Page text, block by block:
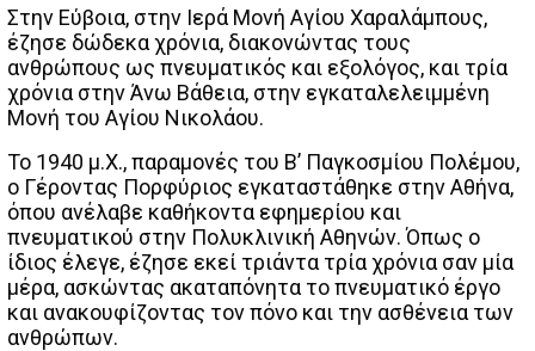
Στην Εύβοια, στην Ιερά Μονή Αγίου Χαραλάμπους,
έζησε δώδεκα χρόνια, διακονώντας τους
ανθρώπους ως πνευματικός και εξολόγος, και τρία
χρόνια στην Άνω Βάθεια, στην εγκαταλελειμμένη
Μονή του Αγίου Νικολάου.
Το 1940 μ.Χ., παραμονές του Β’ Παγκοσμίου Πολέμου,
ο Γέροντας Πορφύριος εγκαταστάθηκε στην Αθήνα,
όπου ανέλαβε καθήκοντα εφημερίου και
πνευματικού στην Πολυκλινική Αθηνών. Όπως ο
ίδιος έλεγε, έζησε εκεί τριάντα τρία χρόνια σαν μία
μέρα, ασκώντας ακαταπόνητα το πνευματικό έργο
και ανακουφίζοντας τον πόνο και την ασθένεια των
ανθρώπων.